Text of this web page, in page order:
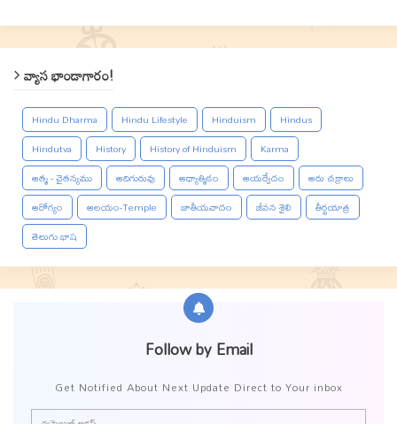
వ్యాస భాండాగారం!
Hindu Dharma Hindu Lifestyle Hinduism
Hindus
Hindutva
History History of Hinduism
Karma
ఆత్మ - చైతన్యము
ఆదిగురువు ఆధ్యాత్మికం ఆయర్వేదం
ఆరు చక్రాలు
ఆరోగ్యం
ఆలయం-Temple జాతీయవాదం జీవన శైలి
తీర్థయాత్ర
తెలుగు భాష
Follow by Email
Get Notified About Next Update Direct to Your inbox